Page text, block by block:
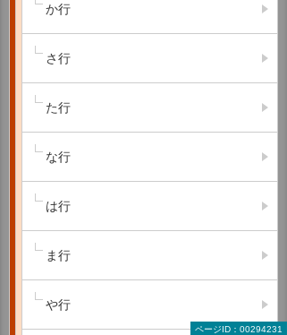
ページID：00294231
か行
さ行
た行
な行
は行
ま行
や行